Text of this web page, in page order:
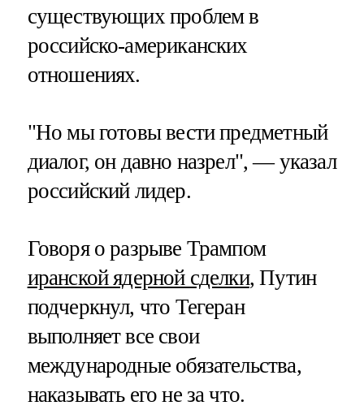
существующих проблем в
российско-американских
отношениях.
"Но мы готовы вести предметный
диалог, он давно назрел", — указал
российский лидер.
Говоря о разрыве Трампом
иранской ядерной сделки, Путин
подчеркнул, что Тегеран
выполняет все свои
международные обязательства,
наказывать его не за что.